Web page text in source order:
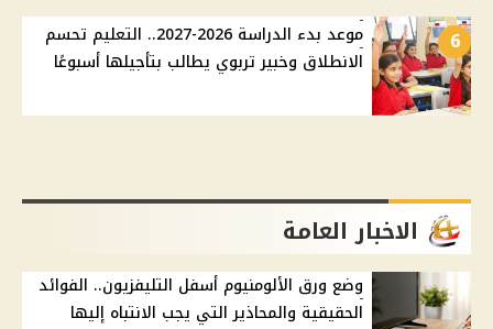
6
موعد بدء الدراسة 2026-2027.. التعليم تحسم
الانطلاق وخبير تربوي يطالب بتأجيلها أسبوعًا
الاخبار العامة
وضع ورق الألومنيوم أسفل التليفزيون.. الفوائد
الحقيقية والمحاذير التي يجب الانتباه إليها